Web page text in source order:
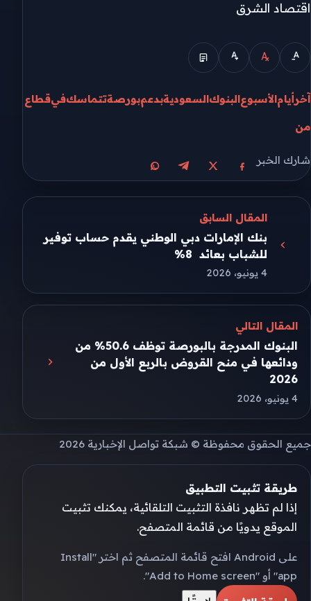
اقتصاد الشرق
آخرأيامالأسبوعالبنوكالسعوديةبدعمبورصةتتماسكفيقطاع
من
شارك الخبر
مشاركة على فيسبوك
مشاركة على Xمشاركة على تيليجرام
مشاركة على واتساب
المقال السابق
بنك الإمارات دبي الوطني يقدم حساب توفير
للشباب بعائد 8%
4 يونيو، 2026
المقال التالي
البنوك المدرجة بالبورصة توظف 50.6% من
ودائعها في منح القروض بالربع الأول من
2026
4 يونيو، 2026
جميع الحقوق محفوظة © شبكة تواصل الإخبارية 2026
طريقة تثبيت التطبيق
إذا لم تظهر نافذة التثبيت التلقائية، يمكنك تثبيت
الموقع يدويًا من قائمة المتصفح.
على Android افتح قائمة المتصفح ثم اختر "Install
app" أو "Add to Home screen".